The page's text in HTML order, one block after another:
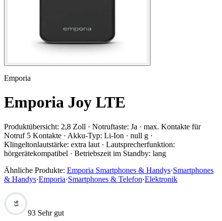
Emporia
Emporia Joy LTE
Produktübersicht: 2,8 Zoll · Notruftaste: Ja · max. Kontakte für
Notruf 5 Kontakte · Akku-Typ: Li-Ion · null g ·
Klingeltonlautstärke: extra laut · Lautsprecherfunktion:
hörgerätekompatibel · Betriebszeit im Standby: lang
Ähnliche Produkte: Emporia Smartphones & Handys·Smartphones
& Handys·Emporia·Smartphones & Telefon·Elektronik
93
93 Sehr gut